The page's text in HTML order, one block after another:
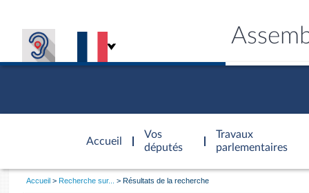
Accueil
d'accueil
Vos
députés
Travaux
parlementaires
Vous
Accueil Recherche sur... Résultats de la recherche